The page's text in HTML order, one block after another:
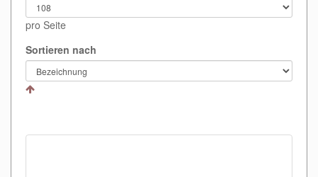
pro Seite
Sortieren nach